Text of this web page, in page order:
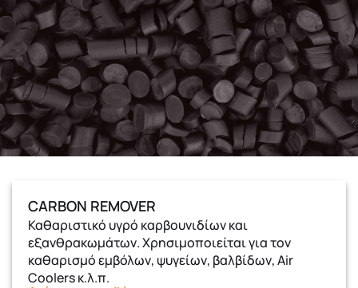
CARBON REMOVER
Καθαριστικό υγρό καρβουνιδίων και
εξανθρακωμάτων. Χρησιμοποιείται για τον
καθαρισμό εμβόλων, ψυγείων, βαλβίδων, Air
Coolers κ.λ.π.